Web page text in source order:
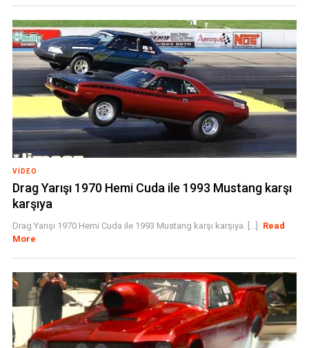
VIDEO
Drag Yarışı 1970 Hemi Cuda ile 1993 Mustang karşı
karşıya
Drag Yarışı 1970 Hemi Cuda ile 1993 Mustang karşı karşıya. [...]
Read
More